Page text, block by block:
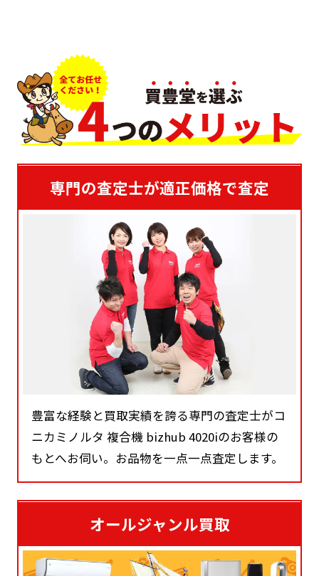
専門の査定士が適正価格で査定
豊富な経験と買取実績を誇る専門の査定士がコ
ニカミノルタ 複合機 bizhub 4020iのお客様の
もとへお伺い。お品物を一点一点査定します。
オールジャンル買取